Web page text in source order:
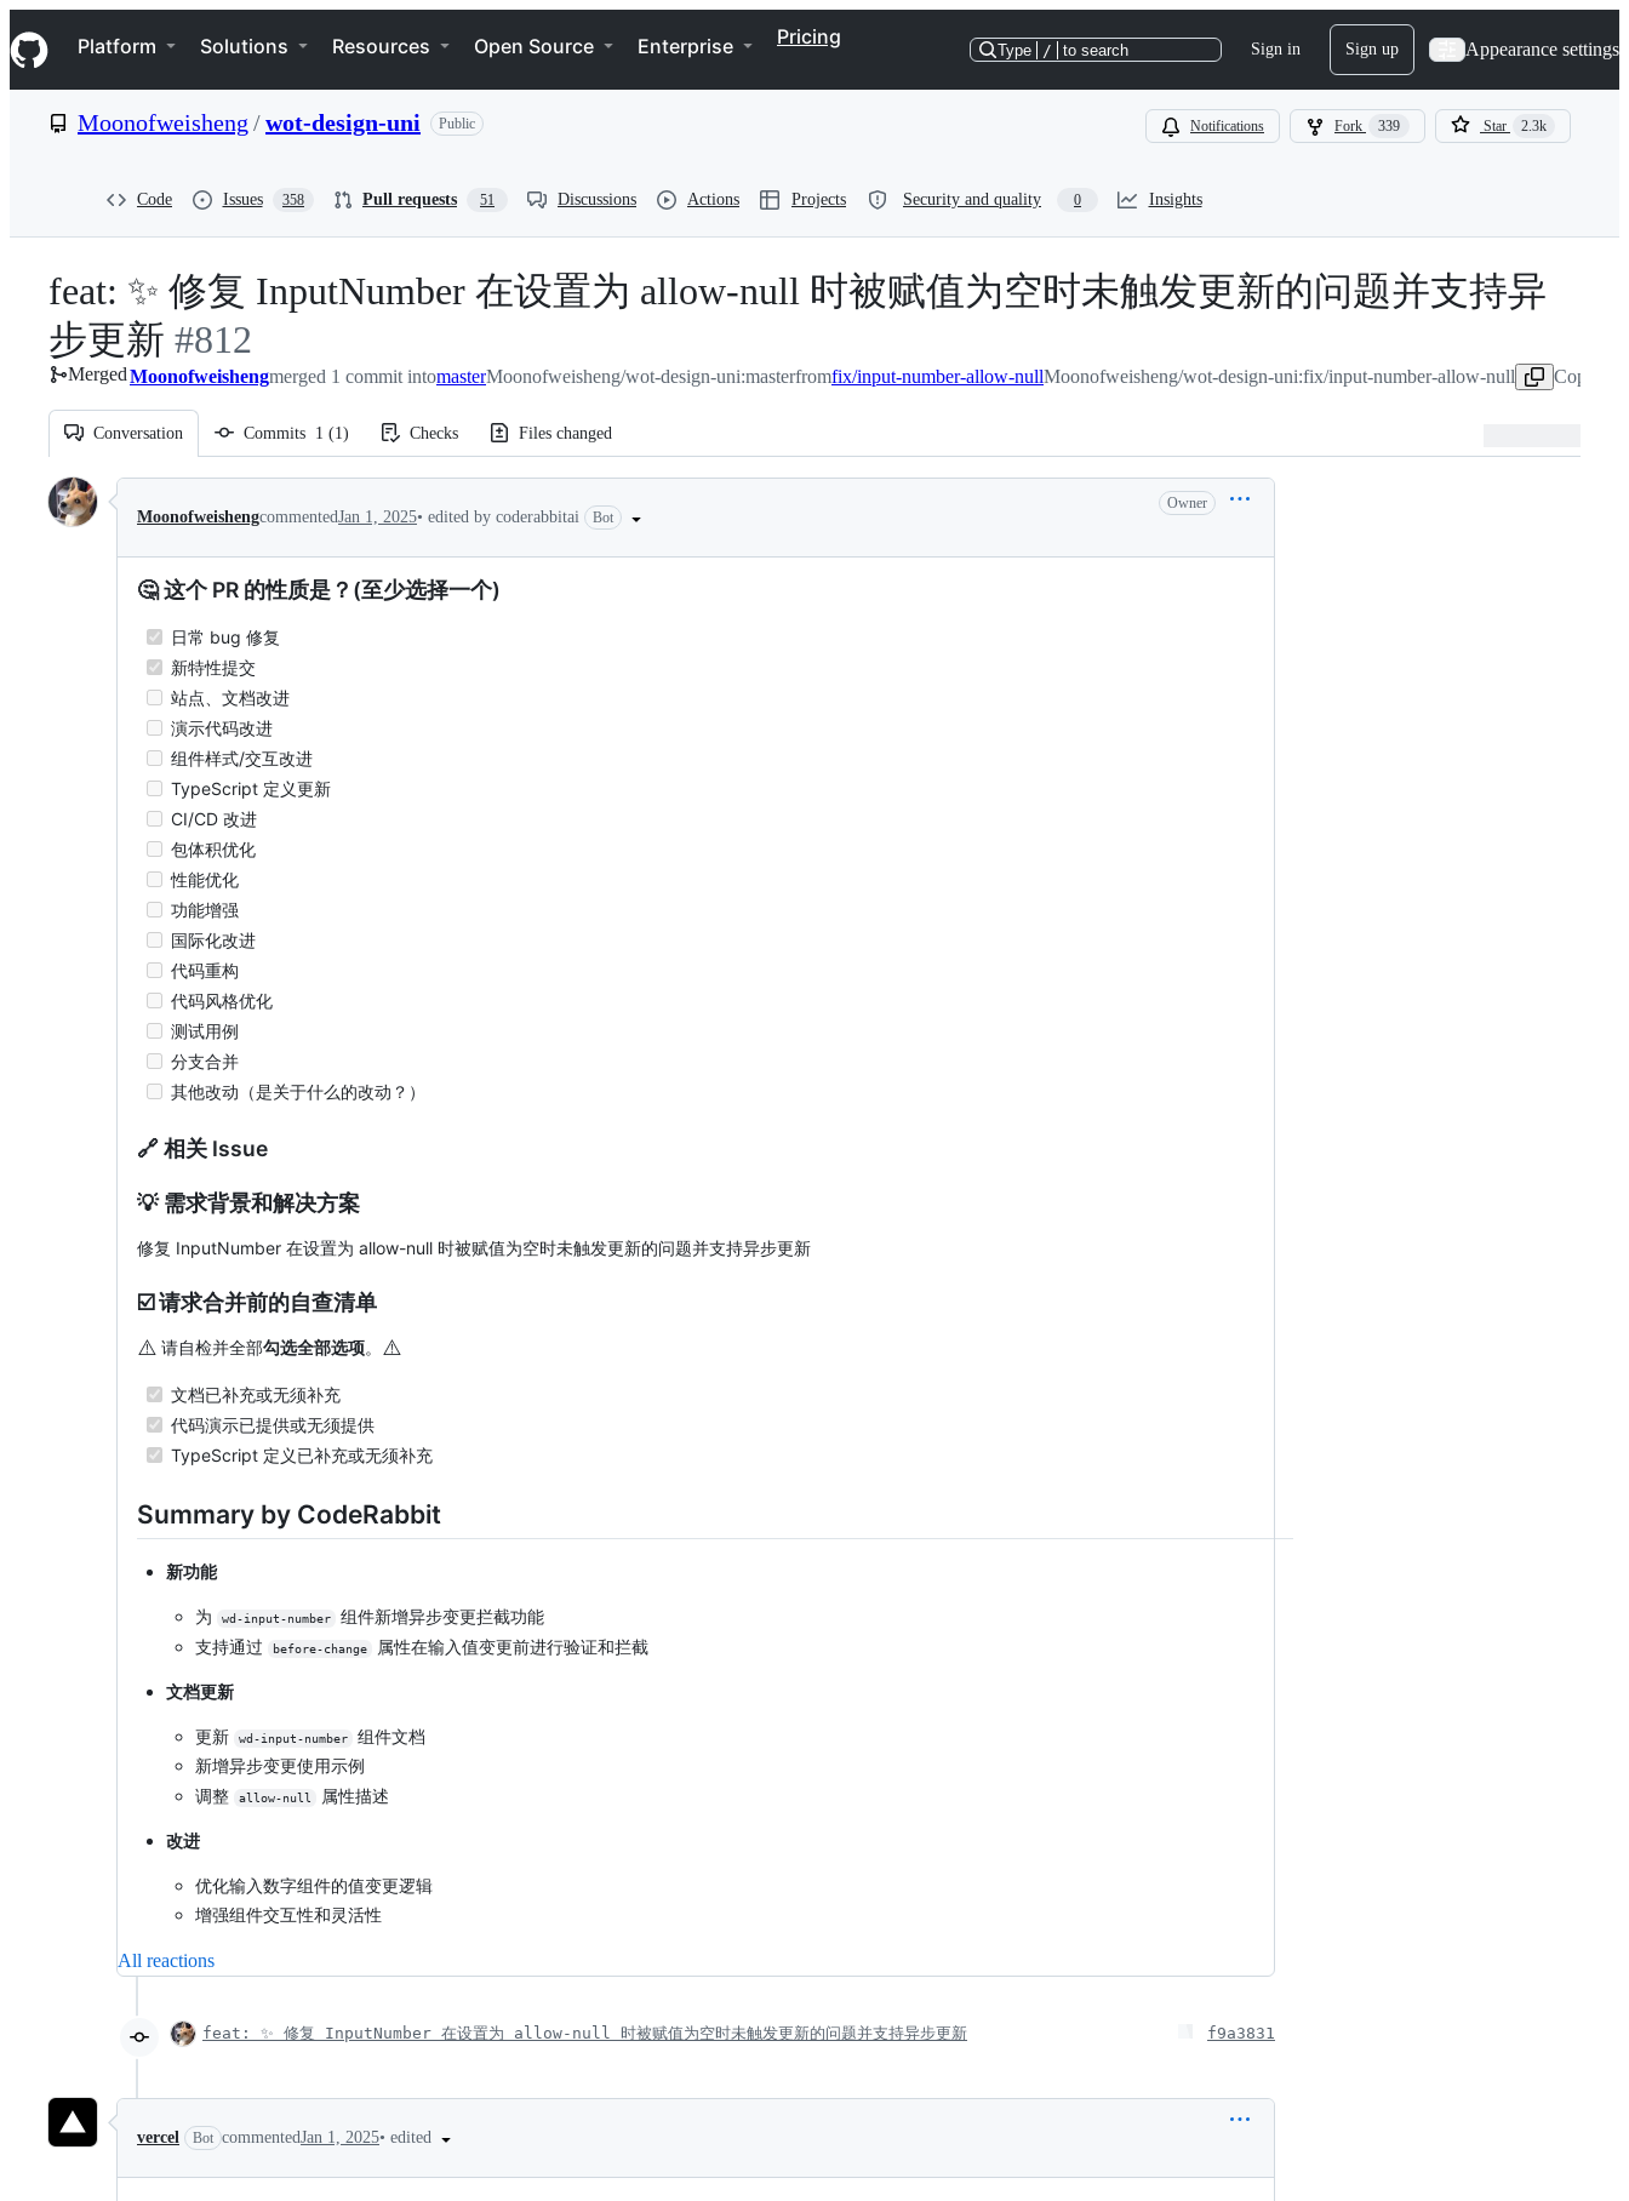
k
i
p
e
Navigation Menu
Platform Solutions Resources Open Source Enterprise Pricing
Type / to search Sign in Sign up Appearance settings
Moonofweisheng /wot-design-uni Public Notifications Fork 339 Star 2.3k
Code Issues 358 Pull requests 51 Discussions Actions Projects Security and quality 0 Insights
feat: ✨ 修复 InputNumber 在设置为 allow-null 时被赋值为空时未触发更新的问题并支持异
步更新 -
#812
#812
MergedMoonofweishengmerged 1 commit intomasterMoonofweisheng/wot-design-uni:masterfromfix/input-number-allow-nullMoonofweisheng/wot-design-uni:fix/input-number-allow-null Copy
Conversation Commits 1 (1) Checks Files changed
Conversation
MoonofweishengcommentedJan 1, 2025• edited by coderabbitai Bot
Owner
🤔 这个 PR 的性质是？(至少选择一个)
日常 bug 修复
新特性提交
站点、文档改进
演示代码改进
组件样式/交互改进
TypeScript 定义更新
CI/CD 改进
包体积优化
性能优化
功能增强
国际化改进
代码重构
代码风格优化
测试用例
分支合并
其他改动（是关于什么的改动？）
🔗 相关 Issue
💡 需求背景和解决方案
修复 InputNumber 在设置为 allow-null 时被赋值为空时未触发更新的问题并支持异步更新
☑️ 请求合并前的自查清单
⚠️ 请自检并全部勾选全部选项。 ⚠️
文档已补充或无须补充
代码演示已提供或无须提供
TypeScript 定义已补充或无须补充
Summary by CodeRabbit
新功能
为 wd-input-number
组件新增异步变更拦截功能
支持通过
before-change 属性在输入值变更前进行验证和拦截
文档更新
更新 wd-input-number
组件文档
新增异步变更使用示例
调整
allow-null 属性描述
改进
优化输入数字组件的值变更逻辑
增强组件交互性和灵活性
All reactions
feat: ✨ 修复 InputNumber 在设置为 allow-null 时被赋值为空时未触发更新的问题并支持异步更新 f9a3831
vercel Bot commentedJan 1, 2025• edited